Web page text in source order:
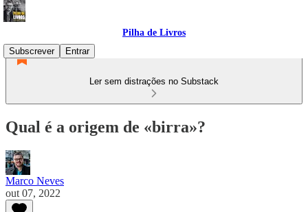
Pilha de Livros
Subscrever
Entrar
Ler sem distrações no Substack
Qual é a origem de «birra»?
Marco Neves
out 07, 2022